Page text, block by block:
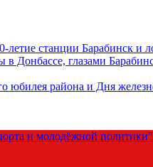
летие станции Барабинск и
Донбассе, глазами
юбилея района и Дня
и молодёжной политики"